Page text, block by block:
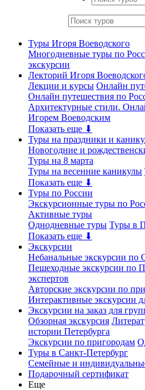
Туры Игоря Воеводского
Многодневные туры по
экскурсии
Лекторий Игоря
Лекции и курсы Онлайн
Онлайн путешествия по
Архитектурные стили.
Игорем Воеводским
Показать еще ⬇
Туры на праздники и
Новогодние и
Туры на 8 марта
Туры на весенние каникулы
Показать еще ⬇
Туры по России
Экскурсионные туры по
Активные туры
Однодневные туры Туры в
Показать еще ⬇
Экскурсии
Небанальные экскурсии по
Пешеходные экскурсии по
экспертов
Авторские экскурсии по
Интерактивные экскурсии
Экскурсии на заказ для
Обзорная экскурсия
истории Петербурга
Экскурсии по пригородам
Туры в Санкт-Петербург
Семейные и
Подарочный сертификат
Еще